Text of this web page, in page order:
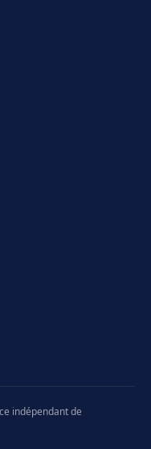
indépendant de